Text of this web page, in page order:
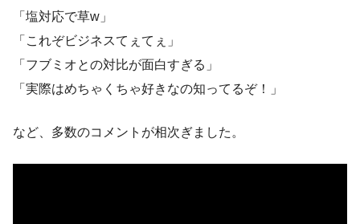
「塩対応で草w」
「これぞビジネスてぇてぇ」
「フブミオとの対比が面白すぎる」
「実際はめちゃくちゃ好きなの知ってるぞ！」
など、多数のコメントが相次ぎました。